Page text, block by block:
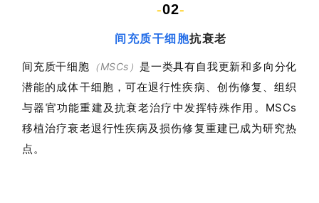
-02-
间充质干细胞抗衰老
间充质干细胞 （MSCs） 是一类具有自我更新和多向分化
潜能的成体干细胞，可在退行性疾病、创伤修复、组织
与器官功能重建及抗衰老治疗中发挥特殊作用。MSCs
移植治疗衰老退行性疾病及损伤修复重建已成为研究热
点。